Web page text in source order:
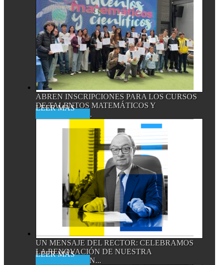
ABREN INSCRIPCIONES PARA LOS CURSOS
DE TALENTOS MATEMÁTICOS Y
CIENTÍFICOS,...
UN MENSAJE DEL RECTOR: CELEBRAMOS
LA RENOVACIÓN DE NUESTRA
ACREDITACIÓN...